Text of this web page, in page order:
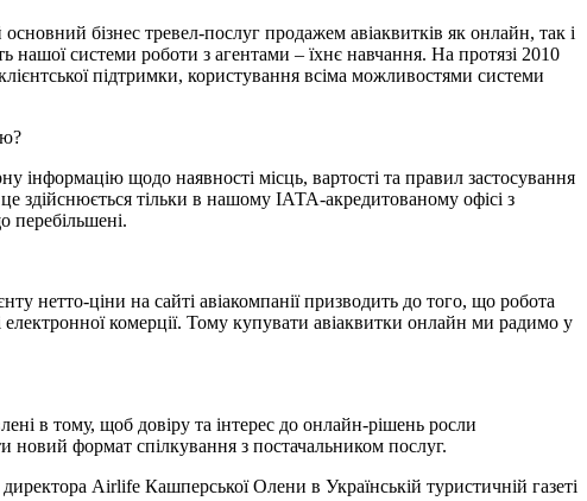
бізнес тревел-послуг продажем авіаквитків як онлайн, так і
нашої системи роботи з агентами – їхнє навчання. На протязі 2010
підтримки, користування всіма можливостями системи
інформацію щодо наявності місць, вартості та правил застосування
здійснюється тільки в нашому IАТА-акредитованому офісі з
перебільшені.
нетто-ціни на сайті авіакомпанії призводить до того, що робота
комерції. Тому купувати авіаквитки онлайн ми радимо у
в тому, щоб довіру та інтерес до онлайн-рішень росли
новий формат спілкування з постачальником послуг.
Airlife Кашперської Олени в Українській туристичній газеті